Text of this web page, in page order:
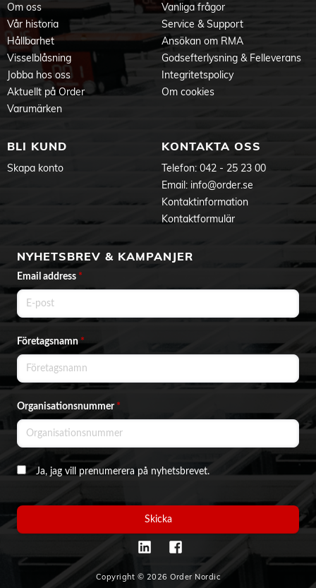
Om oss
Vår historia
Hållbarhet
Visselblåsning
Jobba hos oss
Aktuellt på Order
Varumärken
Vanliga frågor
Service & Support
Ansökan om RMA
Godsefterlysning & Felleverans
Integritetspolicy
Om cookies
BLI KUND
Skapa konto
KONTAKTA OSS
Telefon: 042 - 25 23 00
Email: info@order.se
Kontaktinformation
Kontaktformulär
NYHETSBREV & KAMPANJER
Email address *
Företagsnamn*
Organisationsnummer *
Ja, jag vill prenumerera på nyhetsbrevet.
Skicka
Copyright © 2026 Order Nordic